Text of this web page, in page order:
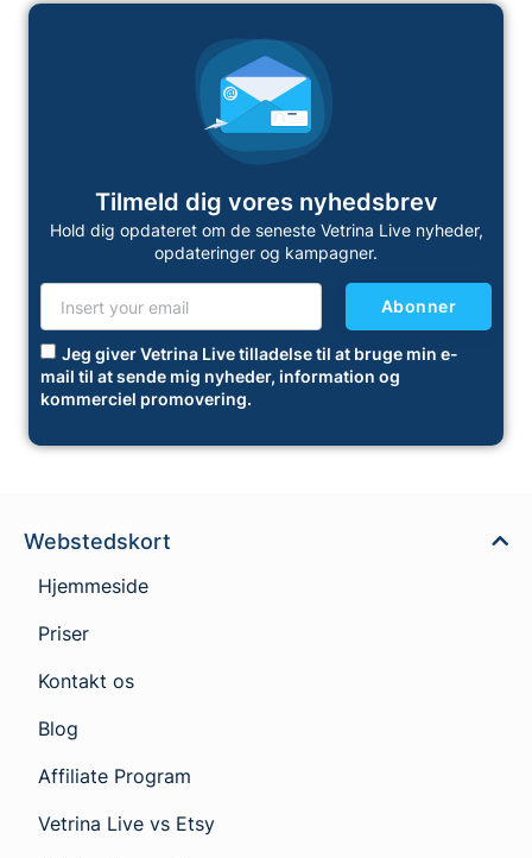
Tilmeld dig vores nyhedsbrev
Hold dig opdateret om de seneste Vetrina Live nyheder,
opdateringer og kampagner.
Jeg giver Vetrina Live tilladelse til at bruge min e-
mail til at sende mig nyheder, information og
kommerciel promovering.
Abonner
Webstedskort
Hjemmeside
Priser
Kontakt os
Blog
Affiliate Program
Vetrina Live vs Etsy